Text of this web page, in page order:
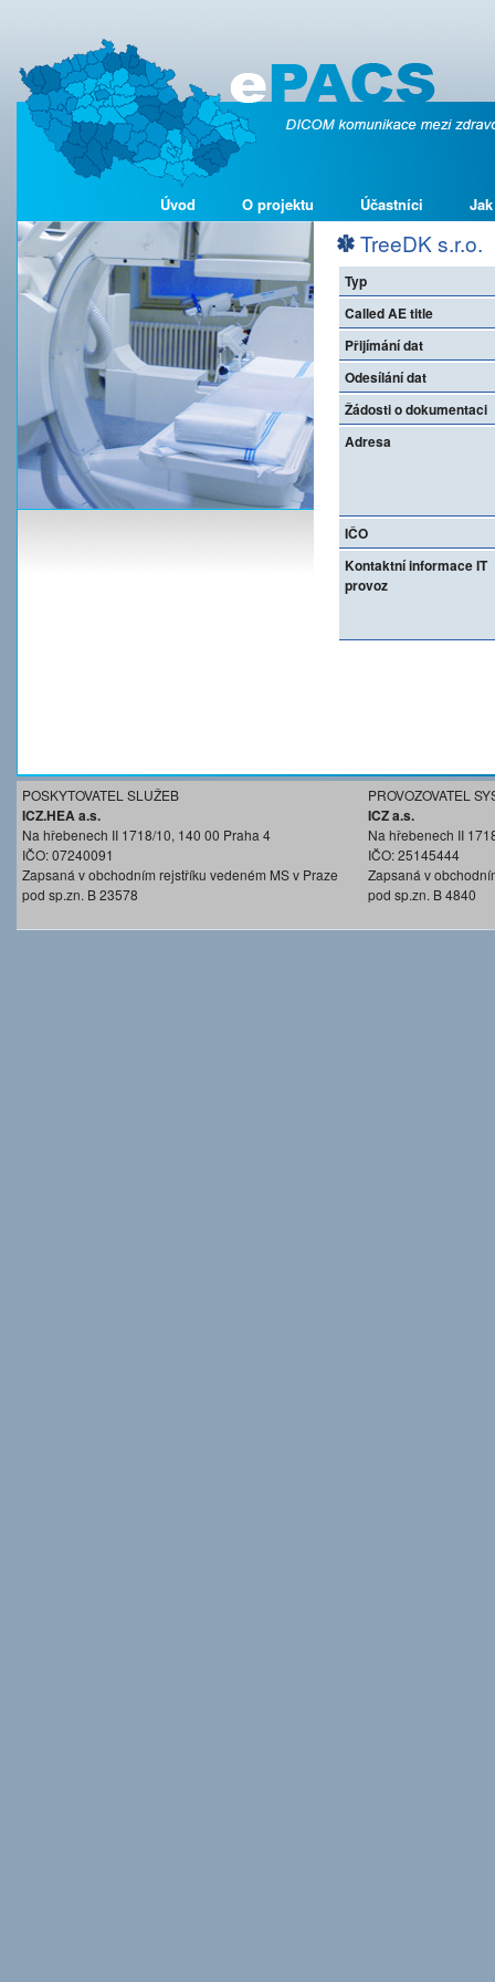
Úvod O projektu Účastníci
TreeDK s.r.o.
Typ
Called AE title
Přijímání dat
Odesílání dat
Žádosti o dokumentaci
Adresa
IČO
Kontaktní informace IT
provoz
POSKYTOVATEL SLUŽEB
ICZ.HEA a.s.
Na hřebenech II 1718/10, 140 00 Praha 4
IČO: 07240091
Zapsaná v obchodním rejstříku vedeném MS v Praze
pod sp.zn. B 23578
PROVOZOVATEL
ICZ a.s.
Na hřebenech II
IČO: 25145444
Zapsaná v
pod sp.zn. B 4840